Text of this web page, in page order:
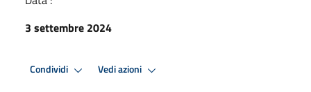
3 settembre 2024
Condividi Vedi azioni